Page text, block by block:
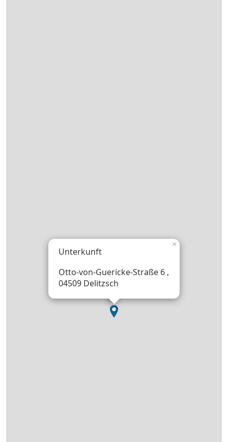
Unterkunft
Otto-von-Guericke-Straße 6 ,
04509 Delitzsch
×